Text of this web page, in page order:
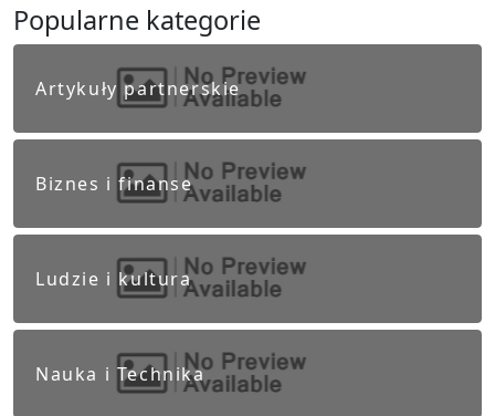
Popularne kategorie
Artykuły partnerskie
Biznes i finanse
Ludzie i kultura
Nauka i Technika